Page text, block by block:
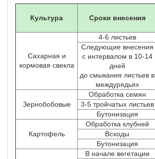
Культура Сроки внесения
Сахарная и
кормовая свекла
4-6 листьев
Следующие внесения
с интервалом в 10-14
дней
до смыкания листьев в
междурядьях
Зернобобовые
Обработка семян
3-5 тройчатых листьев
Бутонизация
Картофель
Обработка клубней
Всходы
Бутонизация
В начале вегетации